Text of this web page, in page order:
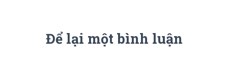
Để lại một bình luận